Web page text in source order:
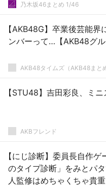
乃木坂46まとめ 1/46
【AKB48G】卒業後芸能
ンバーって…【AKB48グル
AKB48タイムズ（AKB48まと
【STU48】吉田彩良、ミ
AKBフレンド
【にじ診断】委員長自作ゲ
のタイプ診断」をみとパ
人監修はめちゃくちゃ貴